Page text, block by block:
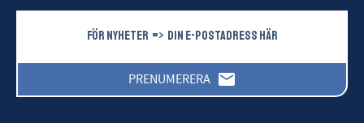
PRENUMERERA email